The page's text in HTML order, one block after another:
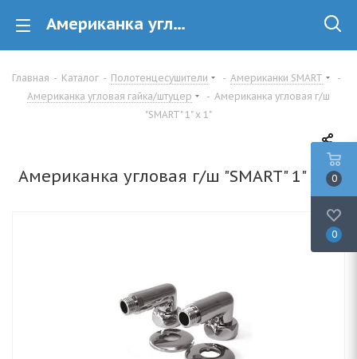
Американка угловая г/ш &quot;SMART&quot; 1&quot; x 1&quot; купить в Минске
Главная - Каталог - Полотенцесушители - Американки SMART
-
Американка угловая гайка/штуцер
- Американка угловая г/ш
"SMART" 1" x 1"
Американка угловая г/ш "SMART" 1" x 1"
0
0